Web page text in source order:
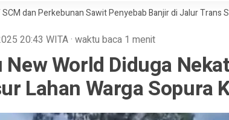
Perkebunan Sawit Penyebab Banjir di Jalur Trans Sulawesi
20:43 WITA· waktu baca 1 menit
New World Diduga Nekat
Lahan Warga Sopura